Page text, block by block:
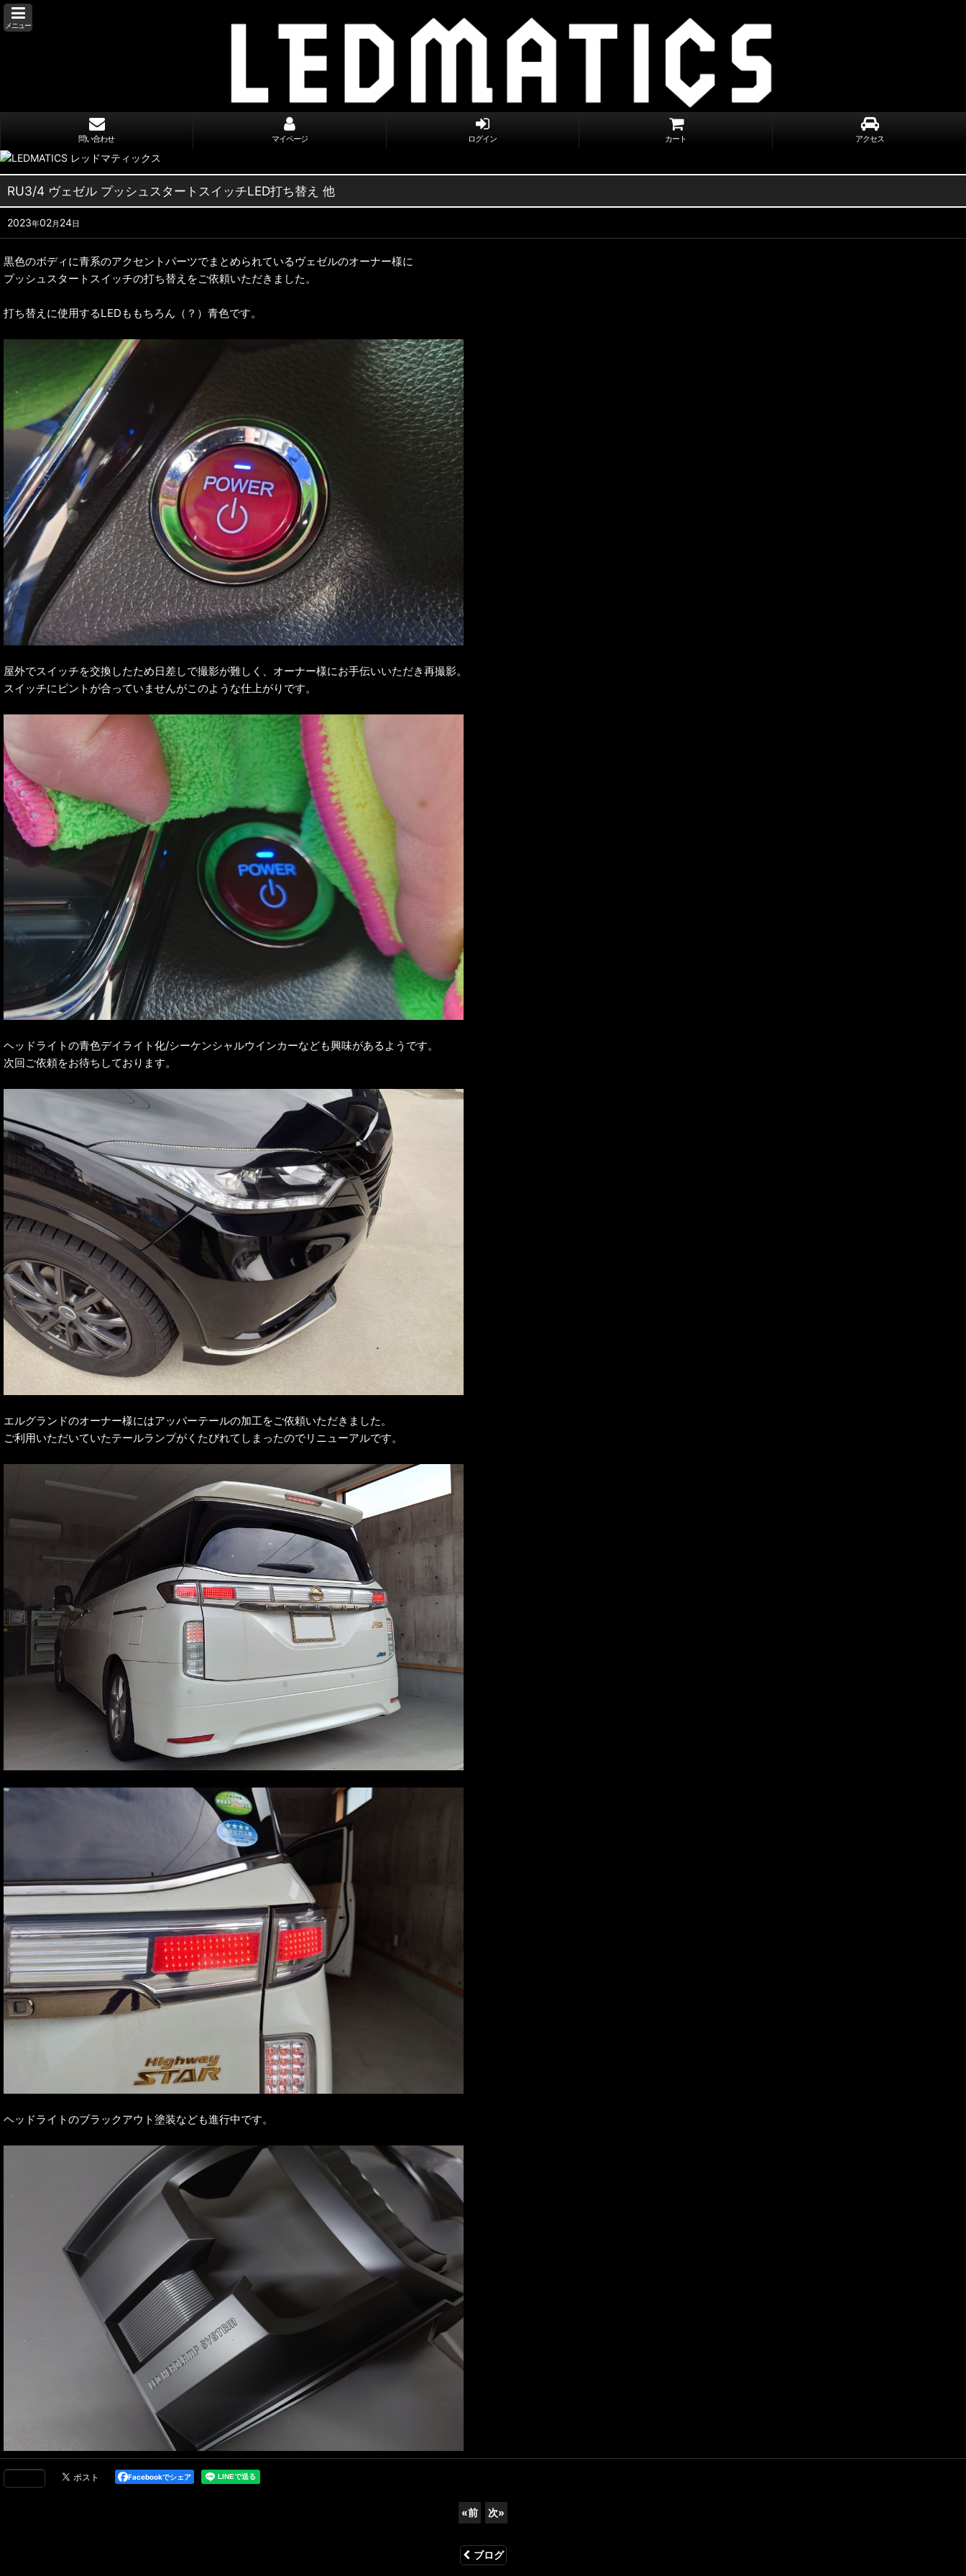
メニュー
問い合わせ マイページ ログイン カート アクセス
RU3/4 ヴェゼル プッシュスタートスイッチLED打ち替え 他
2023年02月 24日
黒色のボディに青系のアクセントパーツでまとめられているヴェゼルのオーナー様に
プッシュスタートスイッチの打ち替えをご依頼いただきました。
打ち替えに使用するLEDももちろん（？）青色です。
屋外でスイッチを交換したため日差しで撮影が難しく、オーナー様にお手伝いいただき再撮影。
スイッチにピントが合っていませんがこのような仕上がりです。
ヘッドライトの青色デイライト化/シーケンシャルウインカーなども興味があるようです。
次回ご依頼をお待ちしております。
エルグランドのオーナー様にはアッパーテールの加工をご依頼いただきました。
ご利用いただいていたテールランプがくたびれてしまったのでリニューアルです。
ヘッドライトのブラックアウト塗装なども進行中です。
Facebookでシェア
«前 次»
ブログ